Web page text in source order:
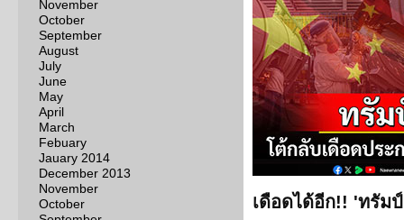
November
October
September
August
July
June
May
April
March
Febuary
Jauary 2014
December 2013
November
October
เดือดได้อีก!! 'ทรัม